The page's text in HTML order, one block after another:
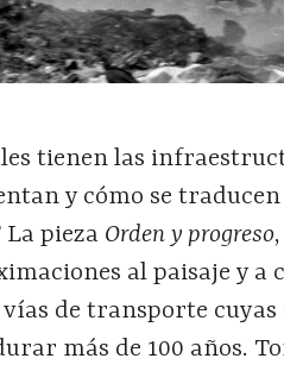
tienen las
y cómo se traducen
pieza Orden y progreso
al paisaje y a
de transporte cuyas
más de 100 años.